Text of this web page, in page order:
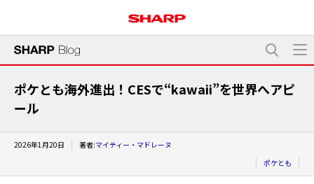
ポケとも海外進出！CESで“kawaii”を世界へアピ
ール
2026年1月20日 著者:マイティー・マドレーヌ
ポケとも